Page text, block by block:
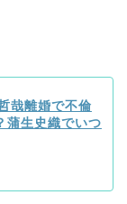
哉離婚で不倫
蒲生史織でいつ